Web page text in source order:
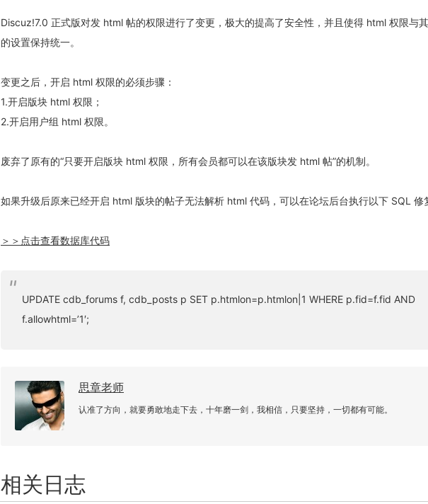
Discuz!7.0 正式版对发 html 帖的权限进行了变更，极大的提高了安全性，并且使得 html 权限与
的设置保持统一。
变更之后，开启 html 权限的必须步骤：
1.开启版块 html 权限；
2.开启用户组 html 权限。
废弃了原有的“只要开启版块 html 权限，所有会员都可以在该版块发 html 帖”的机制。
如果升级后原来已经开启 html 版块的帖子无法解析 html 代码，可以在论坛后台执行以下 SQL 修
＞＞点击查看数据库代码
UPDATE cdb_forums f, cdb_posts p SET p.htmlon=p.htmlon|1 WHERE p.fid=f.fid AND
f.allowhtml=’1′;
思章老师
认准了方向，就要勇敢地走下去，十年磨一剑，我相信，只要坚持，一切都有可能。
相关日志